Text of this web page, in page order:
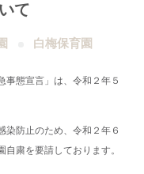
て
白梅保育園
事態宣言」は、令和２年５
染防止のため、令和２年６
粛を要請しております。